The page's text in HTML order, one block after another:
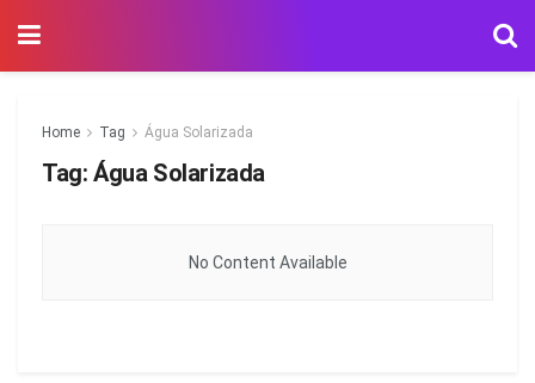
Home Tag Água Solarizada
Tag: Água Solarizada
No Content Available